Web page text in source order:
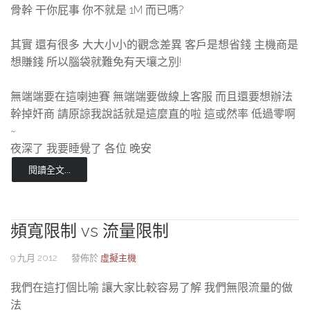
骨幹 干你屁事 你不就是 1M 而已嗎?
其實 還有很多 大大小小的觀念差異 客戶是想省錢 主機商是
想賺錢 所以腦袋就難免有天壤之別!
無端端要在這喇迪賽 無端端要做線上客服 而且還要想辦法
幹掉奸商 請原諒我說話就是這麼直的啦 這或然率 低過零啊
~
夜深了 我要睡覺了 各位 晚安
閱讀全文...
頻寬限制 vs 流量限制
9 九月 2012 發佈於 虛擬主機
我們在這打個比喻 讓大家比較容易了解 我們無限流量的做
法